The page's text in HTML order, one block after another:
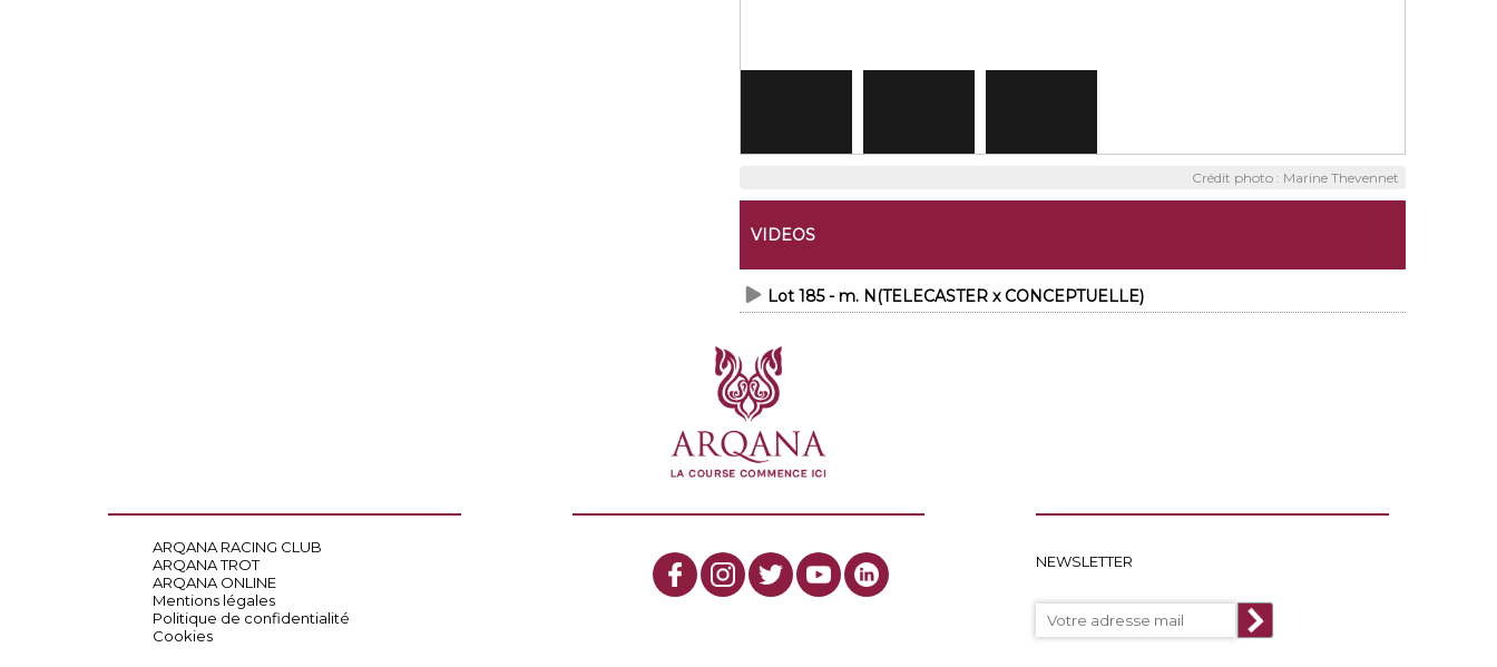
Crédit photo : Marine Thevennet
VIDEOS
Lot 185 - m. N(TELECASTER x CONCEPTUELLE)
ARQANA RACING CLUB
ARQANA TROT
ARQANA ONLINE
Mentions légales
Politique de confidentialité
Cookies
NEWSLETTER